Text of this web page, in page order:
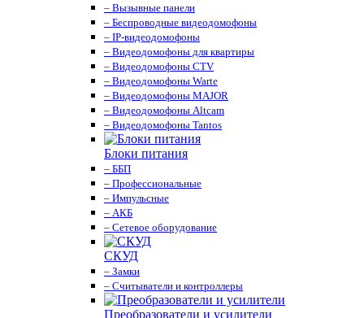
– Вызывные панели
– Беспроводные видеодомофоны
– IP-видеодомофоны
– Видеодомофоны для квартиры
– Видеодомофоны CTV
– Видеодомофоны Warte
– Видеодомофоны MAJOR
– Видеодомофоны Altcam
– Видеодомофоны Tantos
Блоки питания
– ББП
– Профессиональные
– Импульсные
– АКБ
– Сетевое оборудование
СКУД
– Замки
– Считыватели и контроллеры
Преобразователи и усилители